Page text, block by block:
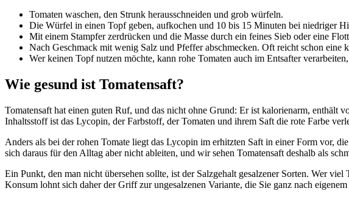
Tomaten waschen, den Strunk herausschneiden und grob würfeln.
Die Würfel in einen Topf geben, aufkochen und 10 bis 15 Minuten bei niedriger
Mit einem Stampfer zerdrücken und die Masse durch ein feines Sieb oder eine
Nach Geschmack mit wenig Salz und Pfeffer abschmecken. Oft reicht schon eine
Wer keinen Topf nutzen möchte, kann rohe Tomaten auch im Entsafter
Wie gesund ist Tomatensaft?
Tomatensaft hat einen guten Ruf, und das nicht ohne Grund: Er ist kalorienarm,
Inhaltsstoff ist das Lycopin, der Farbstoff, der Tomaten und ihrem Saft die rote Farbe
Anders als bei der rohen Tomate liegt das Lycopin im erhitzten Saft in einer Form vor,
sich daraus für den Alltag aber nicht ableiten, und wir sehen Tomatensaft deshalb als
Ein Punkt, den man nicht übersehen sollte, ist der Salzgehalt gesalzener Sorten. Wer
Konsum lohnt sich daher der Griff zur ungesalzenen Variante, die Sie ganz nach